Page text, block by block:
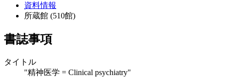
資料情報
所蔵館 (510館)
書誌事項
タイトル
"精神医学 = Clinical psychiatry"